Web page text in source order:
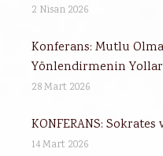
2 Nisan 2026
Konferans: Mutlu
Yönlendirmenin
28 Mart 2026
KONFERANS:
14 Mart 2026